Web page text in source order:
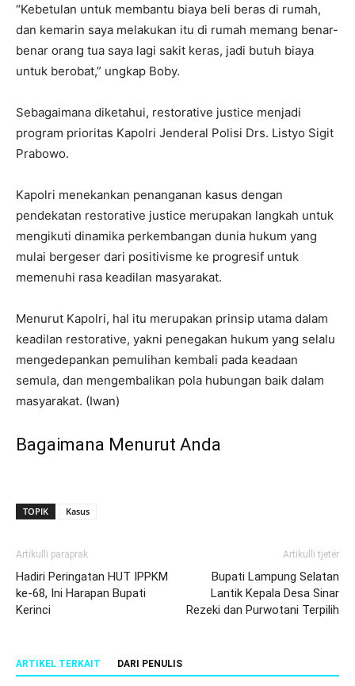
“Kebetulan untuk membantu biaya beli beras di rumah,
dan kemarin saya melakukan itu di rumah memang benar-
benar orang tua saya lagi sakit keras, jadi butuh biaya
untuk berobat,” ungkap Boby.
Sebagaimana diketahui, restorative justice menjadi
program prioritas Kapolri Jenderal Polisi Drs. Listyo Sigit
Prabowo.
Kapolri menekankan penanganan kasus dengan
pendekatan restorative justice merupakan langkah untuk
mengikuti dinamika perkembangan dunia hukum yang
mulai bergeser dari positivisme ke progresif untuk
memenuhi rasa keadilan masyarakat.
Menurut Kapolri, hal itu merupakan prinsip utama dalam
keadilan restorative, yakni penegakan hukum yang selalu
mengedepankan pemulihan kembali pada keadaan
semula, dan mengembalikan pola hubungan baik dalam
masyarakat. (Iwan)
Bagaimana Menurut Anda
TOPIK Kasus
Artikulli paraprak
Hadiri Peringatan HUT IPPKM
ke-68, Ini Harapan Bupati
Kerinci
Artikulli tjetër
Bupati Lampung Selatan
Lantik Kepala Desa Sinar
Rezeki dan Purwotani Terpilih
ARTIKEL TERKAIT DARI PENULIS